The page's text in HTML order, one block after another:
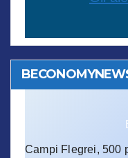
Campi Flegrei, 500